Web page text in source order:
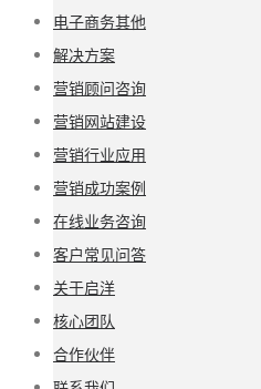
电子商务其他
解决方案
营销顾问咨询
营销网站建设
营销行业应用
营销成功案例
在线业务咨询
客户常见问答
关于启洋
核心团队
合作伙伴